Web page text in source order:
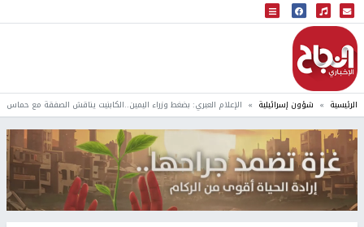
البث المباشر
إذاعة النجاح
الرئيسية شؤون إسرائيلية الإعلام العبري: بضغط وزراء اليمين..الكابنيت يناقش الصفقة مع حماس